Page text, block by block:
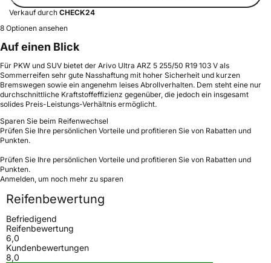
Verkauf durch CHECK24
8 Optionen ansehen
Auf einen Blick
Für PKW und SUV bietet der Arivo Ultra ARZ 5 255/50 R19 103 V als
Sommerreifen sehr gute Nasshaftung mit hoher Sicherheit und kurzen
Bremswegen sowie ein angenehm leises Abrollverhalten. Dem steht eine nur
durchschnittliche Kraftstoffeffizienz gegenüber, die jedoch ein insgesamt
solides Preis-Leistungs-Verhältnis ermöglicht.
Sparen Sie beim Reifenwechsel
Prüfen Sie Ihre persönlichen Vorteile und profitieren Sie von Rabatten und
Punkten.
Prüfen Sie Ihre persönlichen Vorteile und profitieren Sie von Rabatten und
Punkten.
Anmelden, um noch mehr zu sparen
Reifenbewertung
Befriedigend
Reifenbewertung
6,0
Kundenbewertungen
8,0